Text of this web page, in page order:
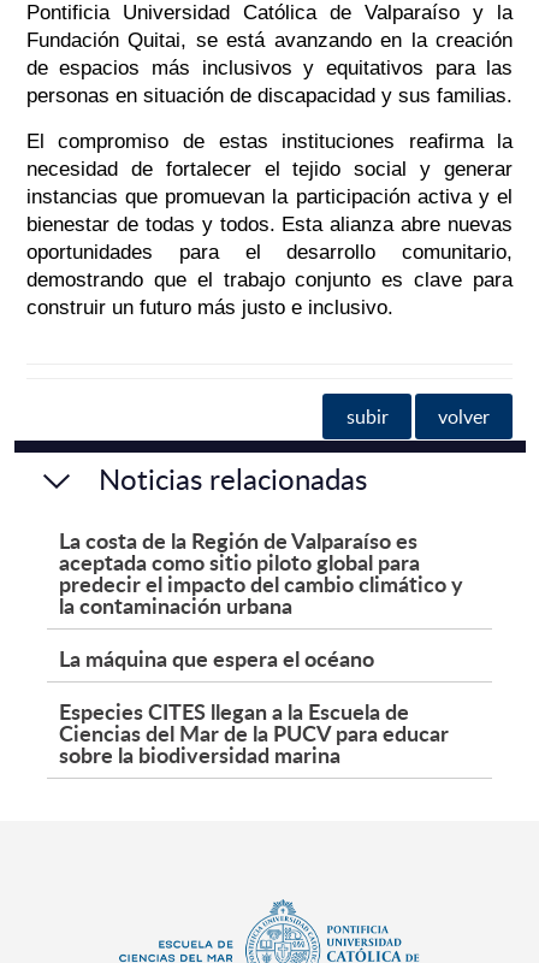
Pontificia Universidad Católica de Valparaíso y la
Fundación Quitai, se está avanzando en la creación
de espacios más inclusivos y equitativos para las
personas en situación de discapacidad y sus familias.
El compromiso de estas instituciones reafirma la
necesidad de fortalecer el tejido social y generar
instancias que promuevan la participación activa y el
bienestar de todas y todos. Esta alianza abre nuevas
oportunidades para el desarrollo comunitario,
demostrando que el trabajo conjunto es clave para
construir un futuro más justo e inclusivo.
subir volver
Noticias relacionadas
La costa de la Región de Valparaíso es
aceptada como sitio piloto global para
predecir el impacto del cambio climático y
la contaminación urbana
La máquina que espera el océano
Especies CITES llegan a la Escuela de
Ciencias del Mar de la PUCV para educar
sobre la biodiversidad marina